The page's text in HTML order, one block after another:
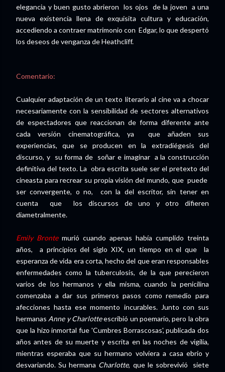
elegancia y buen gusto abrieron los ojos de la joven a una
nueva existencia llena de exquisita cultura y educación,
accediendo a contraer matrimonio con Edgar, lo que despertó
los deseos de venganza de Heathcliff.
Comentario:
Cualquier adaptación de un texto literario al cine va a chocar
necesariamente con la sensibilidad de sectores alternativos
de espectadores que reaccionan de forma diferente ante
cada versión cinematográfica, ya que añaden sus
experiencias, que se producen en la extradiégesis del
discurso, y su forma de soñar e imaginar a la construcción
definitiva del texto. La obra escrita suele ser el pretexto del
cineasta para recrear su propia visión del mundo, que puede
ser convergente, o no, con la del escritor, sin tener en
cuenta que los discursos de uno y otro difieren
diametralmente.
Emily Brontemurió cuando apenas había cumplido treinta
años, a principios del siglo XIX, un tiempo en el que la
esperanza de vida era corta, hecho del que eran responsables
enfermedades como la tuberculosis, de la que perecieron
varios de los hermanos y ella misma, cuando la penicilina
comenzaba a dar sus primeros pasos como remedio para
afecciones hasta ese momento incurables. Junto con sus
hermanas Anne y Charlotteescribió un poemario, pero la obra
que la hizo inmortal fue 'Cumbres Borrascosas', publicada dos
años antes de su muerte y escrita en las noches de vigilia,
mientras esperaba que su hermano volviera a casa ebrio y
desvariando. Su hermana Charlotte, que le sobrevivió siete